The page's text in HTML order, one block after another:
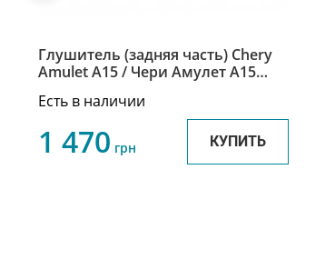
Глушитель (задняя часть) Chery
Amulet A15 / Чери Амулет A15
Есть в наличии
1 470 грн КУПИТЬ